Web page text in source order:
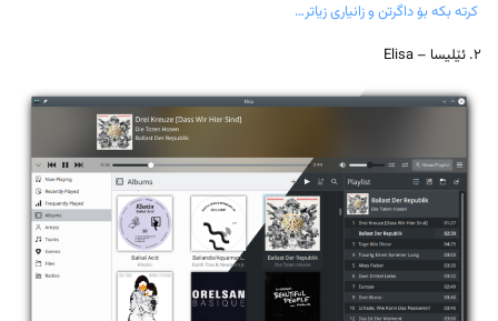
کرتە بکە بۆ داگرتن و زانیاری زیاتر…
٢. ئێلیسا – Elisa